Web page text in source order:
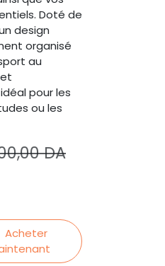
Doté de
design
organisé
au
pour les
ou les
DA
Acheter